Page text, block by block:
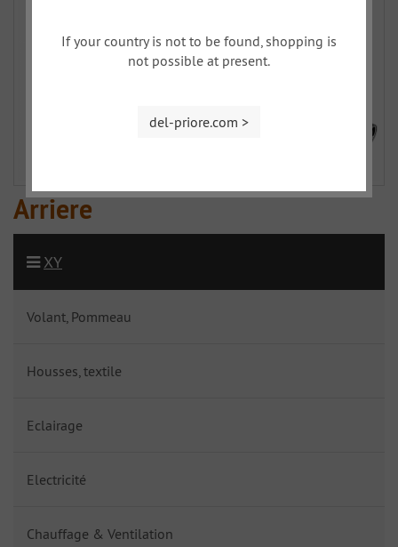
Arriere
XY
Volant, Pommeau
Housses, textile
Eclairage
Electricité
Chauffage & Ventilation
If your country is not to be found, shopping is
not possible at present.
del-priore.com >